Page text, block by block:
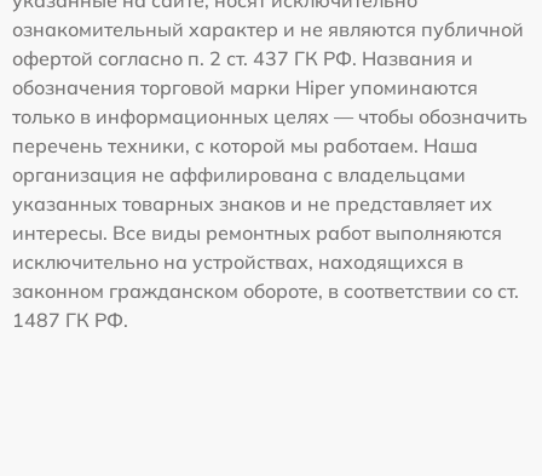
ознакомительный характер и не являются публичной
офертой согласно п. 2 ст. 437 ГК РФ. Названия и
обозначения торговой марки Hiper упоминаются
только в информационных целях — чтобы обозначить
перечень техники, с которой мы работаем. Наша
организация не аффилирована с владельцами
указанных товарных знаков и не представляет их
интересы. Все виды ремонтных работ выполняются
исключительно на устройствах, находящихся в
законном гражданском обороте, в соответствии со ст.
1487 ГК РФ.